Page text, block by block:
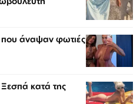
που άναψαν φωτιές
κατά της